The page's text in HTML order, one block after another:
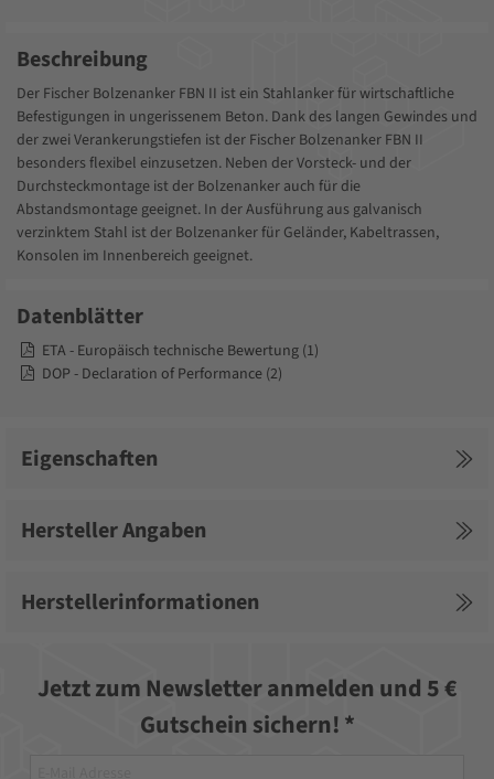
Beschreibung
Der Fischer Bolzenanker FBN II ist ein Stahlanker für wirtschaftliche
Befestigungen in ungerissenem Beton. Dank des langen Gewindes und
der zwei Verankerungstiefen ist der Fischer Bolzenanker FBN II
besonders flexibel einzusetzen. Neben der Vorsteck- und der
Durchsteckmontage ist der Bolzenanker auch für die
Abstandsmontage geeignet. In der Ausführung aus galvanisch
verzinktem Stahl ist der Bolzenanker für Geländer, Kabeltrassen,
Konsolen im Innenbereich geeignet.
Datenblätter
ETA - Europäisch technische Bewertung (1)
DOP - Declaration of Performance (2)
Eigenschaften
Hersteller Angaben
Herstellerinformationen
Jetzt zum Newsletter anmelden und 5 €
Gutschein sichern! *